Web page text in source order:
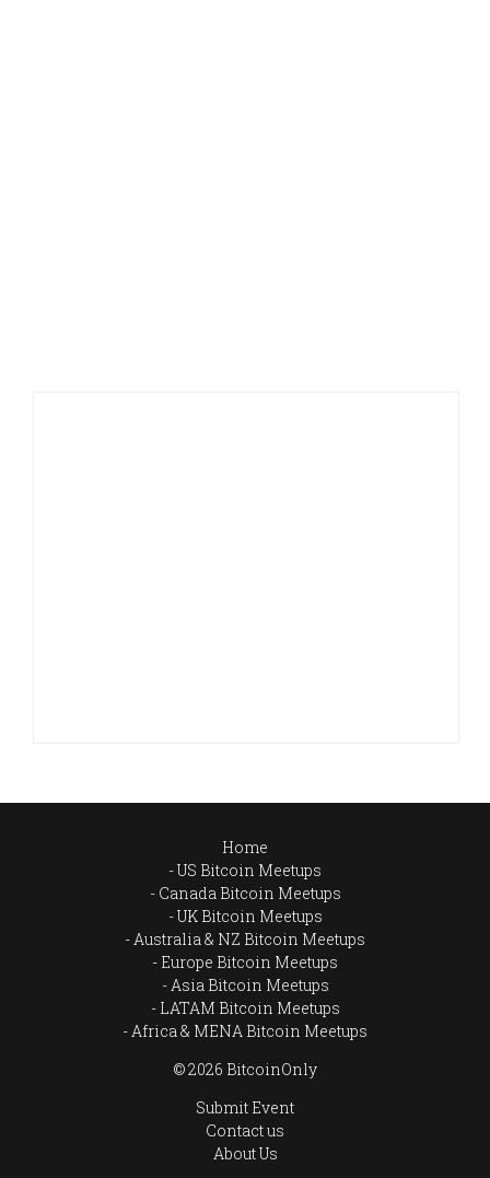
Home
US Bitcoin Meetups
Canada Bitcoin Meetups
UK Bitcoin Meetups
Australia & NZ Bitcoin Meetups
Europe Bitcoin Meetups
Asia Bitcoin Meetups
LATAM Bitcoin Meetups
Africa & MENA Bitcoin Meetups
© 2026 BitcoinOnly
Submit Event
Contact us
About Us